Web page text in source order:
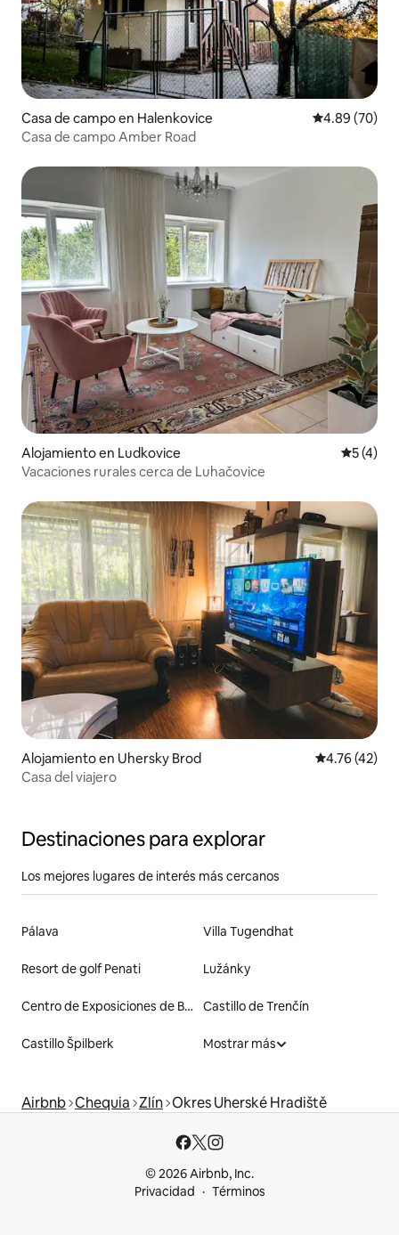
Casa de campo en Halenkovice Calificación
4.89 (70)
Casa de campo Amber Road
Alojamiento en Ludkovice
5 (4)
Vacaciones rurales cerca de Luhačovice
Alojamiento en Uhersky Brod Calificación
4.76 (42)
Casa del viajero
Destinaciones para explorar
Los mejores lugares de interés más cercanos
Pálava Villa Tugendhat
Resort de golf Penati Lužánky
Centro de Exposiciones de Brno Castillo de Trenčín
Castillo Špilberk Mostrar más
Airbnb Chequia Zlín Okres Uherské Hradiště
© 2026 Airbnb, Inc.
Privacidad
Términos